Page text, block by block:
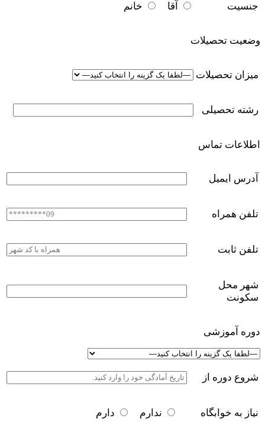
جنسیت آقا خانم
وضعیت تحصیلات
میزان تحصیلات
رشته تحصیلی
اطلاعات تماس
آدرس ایمیل
تلفن همراه
تلفن ثابت
شهر محل
سکونت
دوره آموزشی
شروع دوره از
نیاز به خوابگاه ندارم دارم